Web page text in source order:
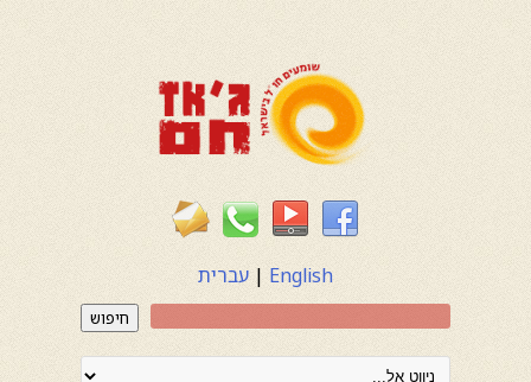
English
| עברית
חיפוש